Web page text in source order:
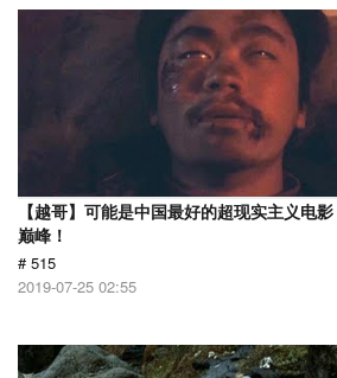
【越哥】可能是中国最好的超现实主义电
巅峰！
# 515
2019-07-25 02:55